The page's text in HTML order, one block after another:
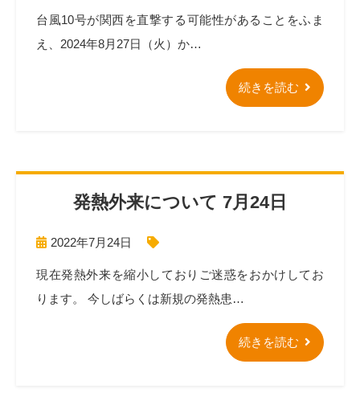
台風10号が関西を直撃する可能性があることをふま
え、2024年8月27日（火）か…
続きを読む
発熱外来について 7月24日
2022年7月24日
現在発熱外来を縮小しておりご迷惑をおかけしてお
ります。 今しばらくは新規の発熱患…
続きを読む